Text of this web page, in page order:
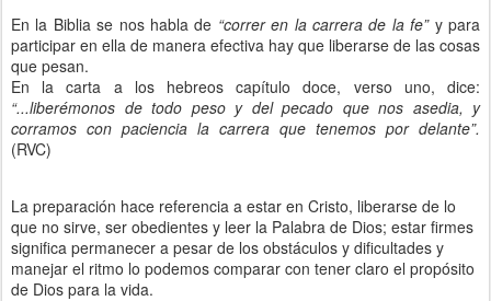
En la Biblia se nos habla de “correr en la carrera de la fe”y para
participar en ella de manera efectiva hay que liberarse de las cosas
que pesan
En la carta a los hebreos capítulo doce, verso uno,
“...liberémonos de todo peso y del pecado que nos asedia, y
corramos con paciencia la carrera que tenemos por delante”.
(RVC)
La preparación hace referencia a estar en Cristo, liberarse de lo
que no sirve, ser obedientes y leer la Palabra de Dios; estar firmes
significa permanecer a pesar de los obstáculos y dificultades y
manejar el ritmo lo podemos comparar con tener claro el propósito
de Dios para la vida.